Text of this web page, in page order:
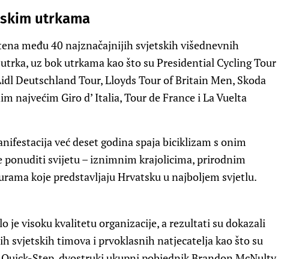
utrkama
među 40 najznačajnijih svjetskih višednevnih
uz bok utrkama kao što su Presidential Cycling Tour
Deutschland Tour, Lloyds Tour of Britain Men, Skoda
najvećim Giro d’ Italia, Tour de France i La Vuelta
već deset godina spaja biciklizam s onim
ponuditi svijetu – iznimnim krajolicima, prirodnim
koje predstavljaju Hrvatsku u najboljem svjetlu.
je visoku kvalitetu organizacije, a rezultati su dokazali
svjetskih timova i prvoklasnih natjecatelja kao što su